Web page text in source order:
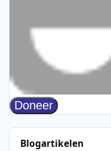
Blogartikelen